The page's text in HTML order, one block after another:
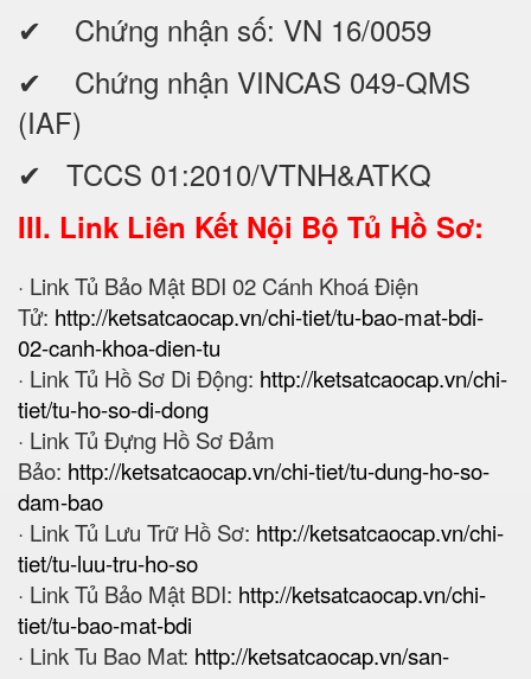
✔ Chứng nhận số: VN 16/0059
✔ Chứng nhận VINCAS 049-QMS
(IAF)
✔ TCCS 01:2010/VTNH&ATKQ
III. Link Liên Kết Nội Bộ Tủ Hồ Sơ:
· Link Tủ Bảo Mật BDI 02 Cánh Khoá Điện
Tử: http://ketsatcaocap.vn/chi-tiet/tu-bao-mat-bdi-
02-canh-khoa-dien-tu
· Link Tủ Hồ Sơ Di Động: http://ketsatcaocap.vn/chi-
tiet/tu-ho-so-di-dong
· Link Tủ Đựng Hồ Sơ Đảm
Bảo: http://ketsatcaocap.vn/chi-tiet/tu-dung-ho-so-
dam-bao
· Link Tủ Lưu Trữ Hồ Sơ: http://ketsatcaocap.vn/chi-
tiet/tu-luu-tru-ho-so
· Link Tủ Bảo Mật BDI: http://ketsatcaocap.vn/chi-
tiet/tu-bao-mat-bdi
· Link Tu Bao Mat: http://ketsatcaocap.vn/san-